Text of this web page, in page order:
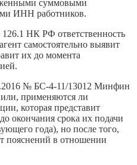
суммовыми
ИНН работников.
126.1 НК РФ ответственность
самостоятельно выявит
их до момента
№ БС-4-11/13012 Минфин
применяются ли
которая представит
окончания срока их подачи
года), но после того,
пояснений в отношении